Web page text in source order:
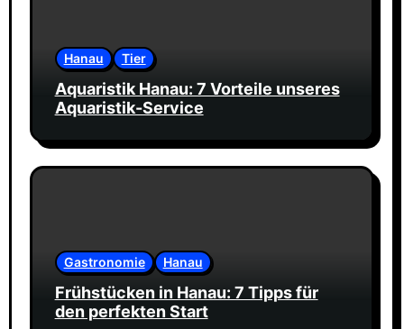
Hanau Tier
Aquaristik Hanau: 7 Vorteile unseres
Aquaristik-Service
Gastronomie Hanau
Frühstücken in Hanau: 7 Tipps für
den perfekten Start